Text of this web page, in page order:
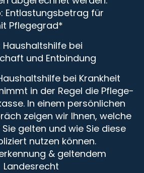
Entlastungsbetrag für
Pflegegrad*
Haushaltshilfe bei
und Entbindung
bei Krankheit
in der Regel die Pflege-
In einem persönlichen
zeigen wir Ihnen, welche
gelten und wie Sie diese
nutzen können.
& geltendem
Landesrecht